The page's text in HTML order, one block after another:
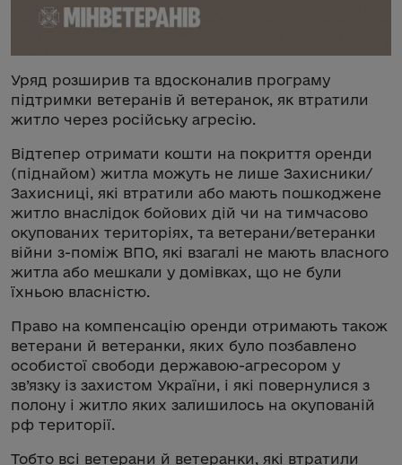
Уряд розширив та вдосконалив програму
підтримки ветеранів й ветеранок, як втратили
житло через російську агресію.
Відтепер отримати кошти на покриття оренди
(піднайом) житла можуть не лише Захисники/
Захисниці, які втратили або мають пошкоджене
житло внаслідок бойових дій чи на тимчасово
окупованих територіях, та ветерани/ветеранки
війни з-поміж ВПО, які взагалі не мають власного
житла або мешкали у домівках, що не були
їхньою власністю.
Право на компенсацію оренди отримають також
ветерани й ветеранки, яких було позбавлено
особистої свободи державою-агресором у
зв’язку із захистом України, і які повернулися з
полону і житло яких залишилось на окупованій
рф території.
Тобто всі ветерани й ветеранки, які втратили